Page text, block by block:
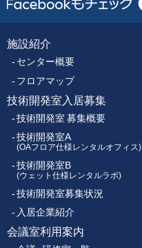
フ
ッ
タ
ー
メ
ニ
ュ
施設紹介
センター概要
フロアマップ
技術開発室入居募集
技術開発室 募集概要
技術開発室A
(OAフロア仕様レンタルオフィス)
技術開発室B
(ウェット仕様レンタルラボ)
技術開発室募集状況
入居企業紹介
会議室利用案内